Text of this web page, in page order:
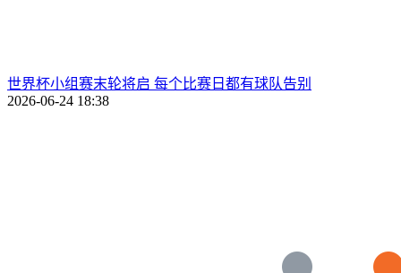
世界杯小组赛末轮将启 每个比赛日都有球队告别
2026-06-24 18:38